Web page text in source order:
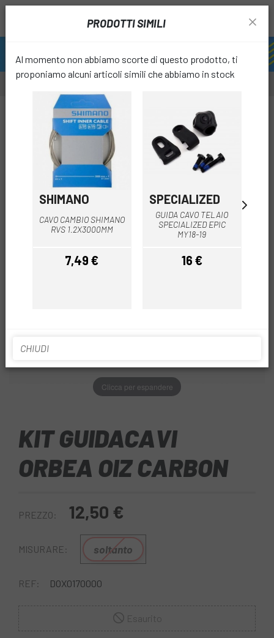
Clicca per espandere
KIT GUIDACAVI
ORBEA OIZ CARBON
PREZZO: 12,50 €
MISURARE: soltanto
REF: DOX0170000
PRODOTTI SIMILI
Al momento non abbiamo scorte di questo prodotto, ti
proponiamo alcuni articoli simili che abbiamo in stock
SHIMANO
CAVO CAMBIO SHIMANO
RVS 1.2X3000MM
Prezzo
7,49 €
SPECIALIZED
GUIDA CAVO TELAIO
SPECIALIZED EPIC
MY18-19
Prezzo
16 €
CHIUDI